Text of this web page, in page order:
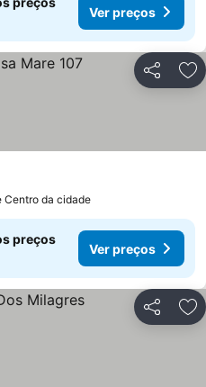
Ver preços
Partilhar
Centro da cidade
preços
Ver preços
Partilhar